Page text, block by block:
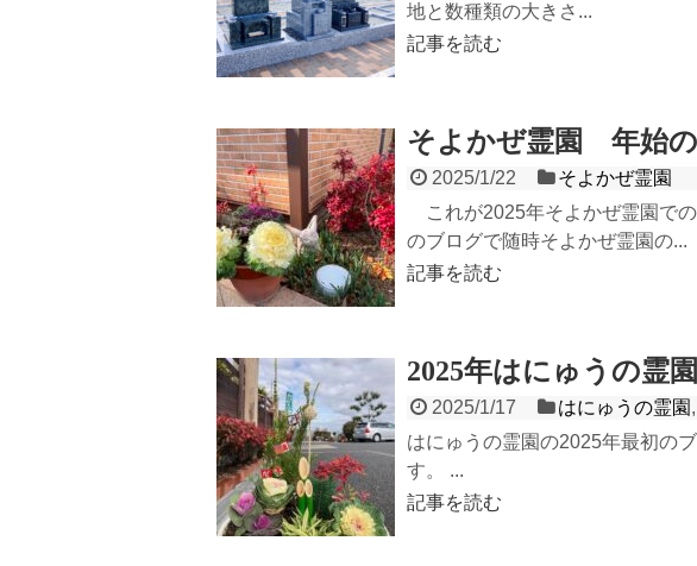
地と数種類の大きさ...
記事を読む
そよかぜ霊園 年始
2025/1/22
そよかぜ霊園
これが2025年そよかぜ霊園で
のブログで随時そよかぜ霊園の...
記事を読む
2025年はにゅうの霊
2025/1/17 はにゅうの霊園
はにゅうの霊園の2025年最初の
す。 ...
記事を読む